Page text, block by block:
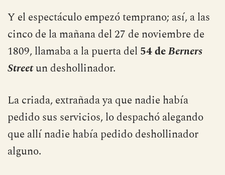
Y el espectáculo empezó temprano; así, a las
cinco de la mañana del 27 de noviembre de
1809, llamaba a la puerta del 54 deBerners
Streetun deshollinador.
La criada, extrañada ya que nadie había
pedido sus servicios, lo despachó alegando
que allí nadie había pedido deshollinador
alguno.